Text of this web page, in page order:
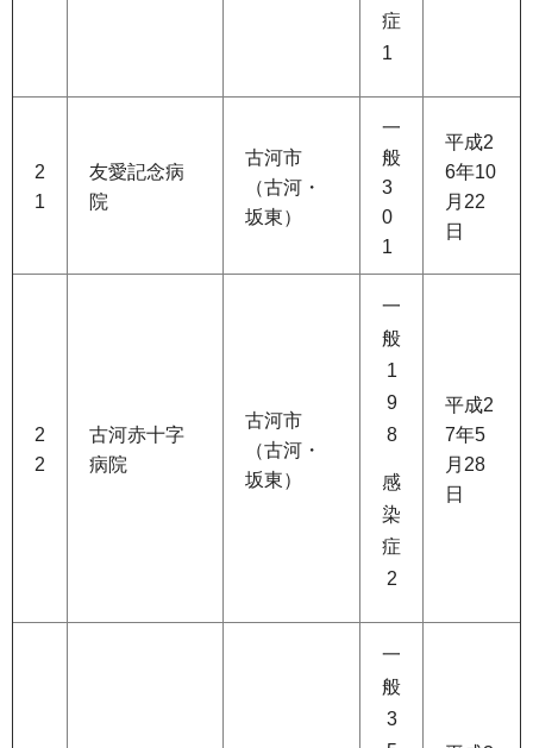
症
1
2
1
友愛記念病
院
古河市
（古河・
坂東）
一
般
3
0
1
平成2
6年10
月22
日
2
2
古河赤十字
病院
古河市
（古河・
坂東）
一
般
1
9
8
感
染
症
2
平成2
7年5
月28
日
一
般
3